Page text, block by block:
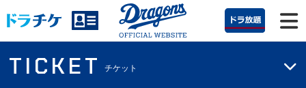
TICKET チケット